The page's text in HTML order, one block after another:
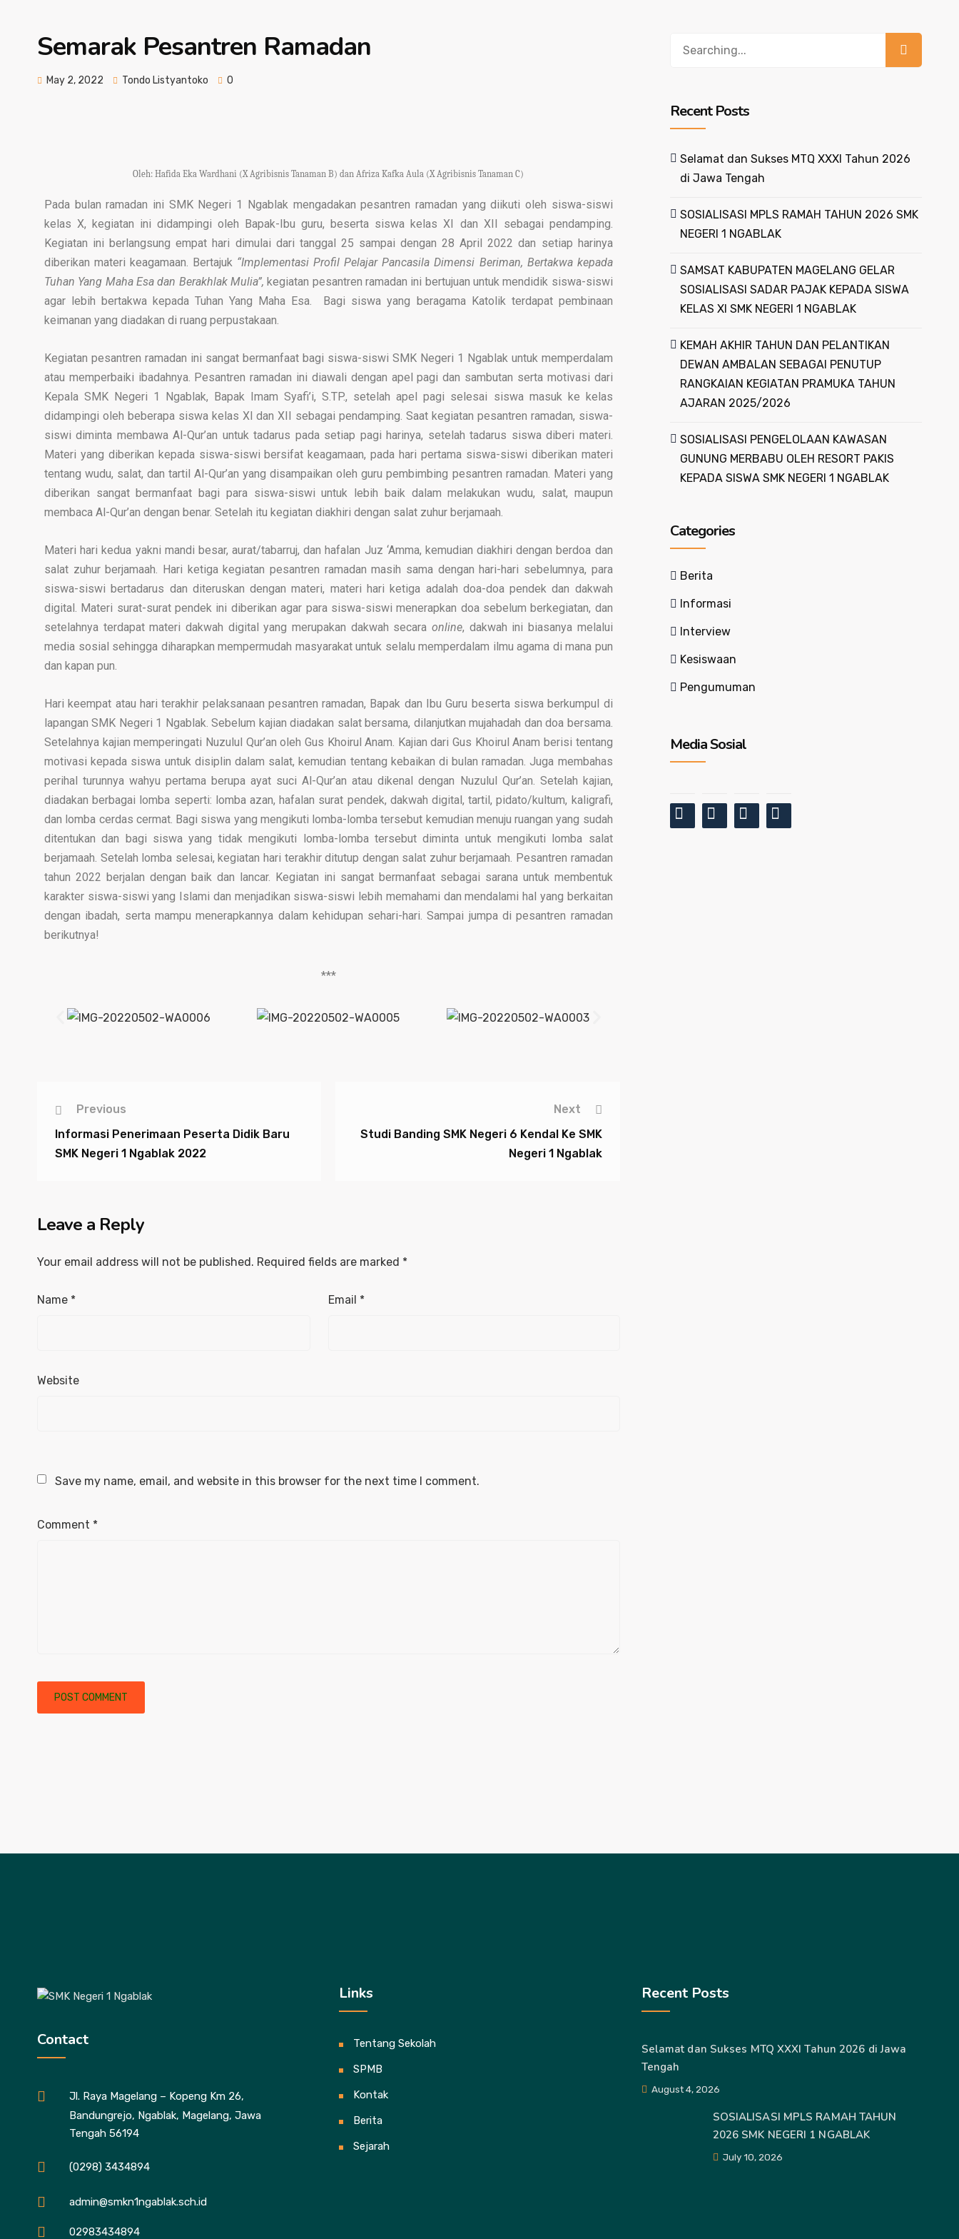
Semarak Pesantren Ramadan
May 2, 2022 Tondo Listyantoko 0
Oleh: Hafida Eka Wardhani (X Agribisnis Tanaman B) danAfriza Kafka Aula (X Agribisnis Tanaman C)
Pada bulan ramadan ini SMK Negeri 1 Ngablak mengadakan pesantren ramadan yang diikuti oleh siswa-siswi
kelas X, kegiatan ini didampingi oleh Bapak-Ibu guru, beserta siswa kelas XI dan XII sebagai pendamping.
Kegiatan ini berlangsung empat hari dimulai dari tanggal 25 sampai dengan 28 April 2022 dan setiap harinya
diberikan materi keagamaan. Bertajuk “Implementasi Profil Pelajar Pancasila Dimensi Beriman, Bertakwa kepada
Tuhan Yang Maha Esa dan Berakhlak Mulia”, kegiatan pesantren ramadan ini bertujuan untuk mendidik siswa-siswi
agar lebih bertakwa kepada Tuhan Yang Maha Esa. Bagi siswa yang beragama Katolik terdapat pembinaan
keimanan yang diadakan di ruang perpustakaan.
Kegiatan pesantren ramadan ini sangat bermanfaat bagi siswa-siswi SMK Negeri 1 Ngablak untuk memperdalam
atau memperbaiki ibadahnya. Pesantren ramadan ini diawali dengan apel pagi dan sambutan serta motivasi dari
Kepala SMK Negeri 1 Ngablak, Bapak Imam Syafi’i, S.TP., setelah apel pagi selesai siswa masuk ke kelas
didampingi oleh beberapa siswa kelas XI dan XII sebagai pendamping. Saat kegiatan pesantren ramadan, siswa-
siswi diminta membawa Al-Qur’an untuk tadarus pada setiap pagi harinya, setelah tadarus siswa diberi materi.
Materi yang diberikan kepada siswa-siswi bersifat keagamaan, pada hari pertama siswa-siswi diberikan materi
tentang wudu, salat, dan tartil Al-Qur’an yang disampaikan oleh guru pembimbing pesantren ramadan. Materi yang
diberikan sangat bermanfaat bagi para siswa-siswi untuk lebih baik dalam melakukan wudu, salat, maupun
membaca Al-Qur’an dengan benar. Setelah itu kegiatan diakhiri dengan salat zuhur berjamaah.
Materi hari kedua yakni mandi besar, aurat/tabarruj, dan hafalan Juz ‘Amma, kemudian diakhiri dengan berdoa dan
salat zuhur berjamaah. Hari ketiga kegiatan pesantren ramadan masih sama dengan hari-hari sebelumnya, para
siswa-siswi bertadarus dan diteruskan dengan materi, materi hari ketiga adalah doa-doa pendek dan dakwah
digital. Materi surat-surat pendek ini diberikan agar para siswa-siswi menerapkan doa sebelum berkegiatan, dan
setelahnya terdapat materi dakwah digital yang merupakan dakwah secara online, dakwah ini biasanya melalui
media sosial sehingga diharapkan mempermudah masyarakat untuk selalu memperdalam ilmu agama di mana pun
dan kapan pun.
Hari keempat atau hari terakhir pelaksanaan pesantren ramadan, Bapak dan Ibu Guru beserta siswa berkumpul di
lapangan SMK Negeri 1 Ngablak. Sebelum kajian diadakan salat bersama, dilanjutkan mujahadah dan doa bersama.
Setelahnya kajian memperingati Nuzulul Qur’an oleh Gus Khoirul Anam. Kajian dari Gus Khoirul Anam berisi tentang
motivasi kepada siswa untuk disiplin dalam salat, kemudian tentang kebaikan di bulan ramadan. Juga membahas
perihal turunnya wahyu pertama berupa ayat suci Al-Qur’an atau dikenal dengan Nuzulul Qur’an. Setelah kajian,
diadakan berbagai lomba seperti: lomba azan, hafalan surat pendek, dakwah digital, tartil, pidato/kultum, kaligrafi,
dan lomba cerdas cermat. Bagi siswa yang mengikuti lomba-lomba tersebut kemudian menuju ruangan yang sudah
ditentukan dan bagi siswa yang tidak mengikuti lomba-lomba tersebut diminta untuk mengikuti lomba salat
berjamaah. Setelah lomba selesai, kegiatan hari terakhir ditutup dengan salat zuhur berjamaah. Pesantren ramadan
tahun 2022 berjalan dengan baik dan lancar. Kegiatan ini sangat bermanfaat sebagai sarana untuk membentuk
karakter siswa-siswi yang Islami dan menjadikan siswa-siswi lebih memahami dan mendalami hal yang berkaitan
dengan ibadah, serta mampu menerapkannya dalam kehidupan sehari-hari. Sampai jumpa di pesantren ramadan
berikutnya!
***
Previous
Informasi Penerimaan Peserta Didik Baru
SMK Negeri 1 Ngablak 2022
Next
Studi Banding SMK Negeri 6 Kendal Ke SMK
Negeri 1 Ngablak
Leave a Reply
Your email address will not be published. Required fields are marked *
Name * Email *
Website
Save my name, email, and website in this browser for the next time I comment.
Comment *
Recent Posts
Selamat dan Sukses MTQ XXXI Tahun 2026
di Jawa Tengah
SOSIALISASI MPLS RAMAH TAHUN 2026 SMK
NEGERI 1 NGABLAK
SAMSAT KABUPATEN MAGELANG GELAR
SOSIALISASI SADAR PAJAK KEPADA SISWA
KELAS XI SMK NEGERI 1 NGABLAK
KEMAH AKHIR TAHUN DAN PELANTIKAN
DEWAN AMBALAN SEBAGAI PENUTUP
RANGKAIAN KEGIATAN PRAMUKA TAHUN
AJARAN 2025/2026
SOSIALISASI PENGELOLAAN KAWASAN
GUNUNG MERBABU OLEH RESORT PAKIS
KEPADA SISWA SMK NEGERI 1 NGABLAK
Categories
Berita
Informasi
Interview
Kesiswaan
Pengumuman
Media Sosial
Contact
Jl. Raya Magelang – Kopeng Km 26,
Bandungrejo, Ngablak, Magelang, Jawa
Tengah 56194
(0298) 3434894
admin@smkn1ngablak.sch.id
02983434894
Links
Tentang Sekolah
SPMB
Kontak
Berita
Sejarah
Recent Posts
Selamat dan Sukses MTQ XXXI Tahun 2026 di Jawa
Tengah
August 4, 2026
SOSIALISASI MPLS RAMAH TAHUN
2026 SMK NEGERI 1 NGABLAK
July 10, 2026